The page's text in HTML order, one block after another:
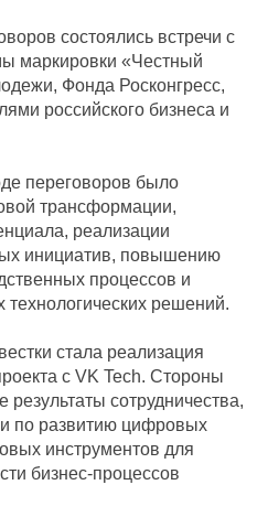
состоялись встречи с
маркировки «Честный
Фонда Росконгресс,
российского бизнеса и
переговоров было
трансформации,
реализации
инициатив, повышению
процессов и
решений.
стала реализация
с VK Tech. Стороны
сотрудничества,
по развитию цифровых
инструментов для
бизнес-процессов